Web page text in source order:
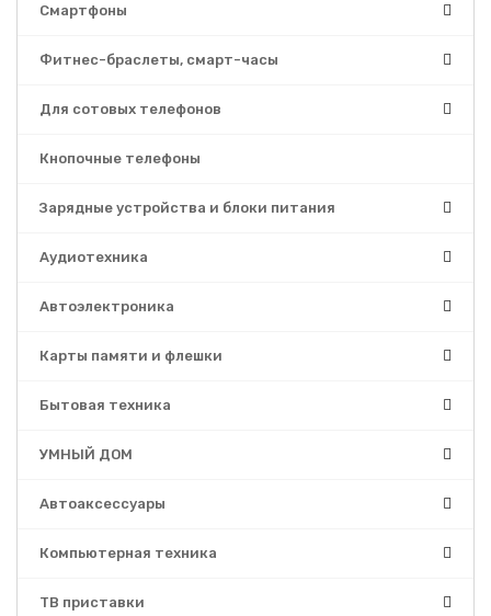
Смартфоны
Фитнес-браслеты, смарт-часы
Для сотовых телефонов
Кнопочные телефоны
Зарядные устройства и блоки питания
Аудиотехника
Автоэлектроника
Карты памяти и флешки
Бытовая техника
УМНЫЙ ДОМ
Автоаксессуары
Компьютерная техника
ТВ приставки